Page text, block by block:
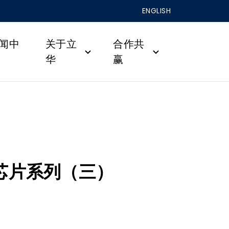
ENGLISH
中
关于立
华
合作共
赢
系列（三）